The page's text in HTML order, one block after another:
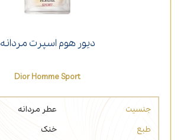
دیور هوم اسپرت مردانه
Dior Homme Sport
جنسیت
عطر مردانه
طبع
خنک